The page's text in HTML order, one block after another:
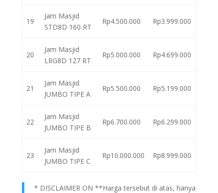
19
Jam Masjid
STD8D 160 RT
Rp4.500.000 Rp3.999.000
20
Jam Masjid
LRG8D 127 RT
Rp5.000.000 Rp4.699.000
21
Jam Masjid
JUMBO TIPE A
Rp5.500.000 Rp5.199.000
22
Jam Masjid
JUMBO TIPE B
Rp6.700.000 Rp6.299.000
23
Jam Masjid
JUMBO TIPE C
Rp10.000.000 Rp8.999.000
* DISCLAIMER ON **Harga tersebut di atas, hanya